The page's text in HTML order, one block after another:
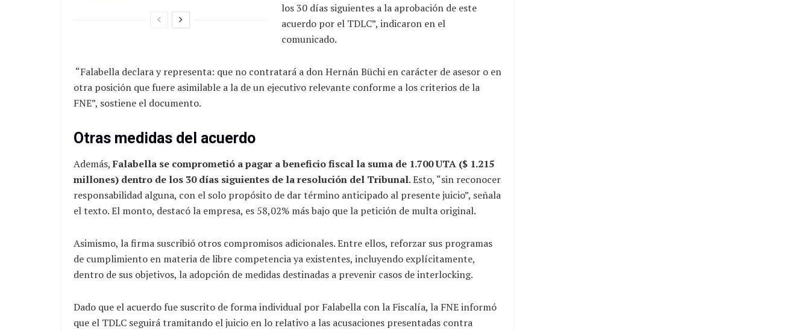
los 30 días siguientes a la aprobación de este
acuerdo por el TDLC”, indicaron en el
comunicado.
“Falabella declara y representa: que no contratará a don Hernán Büchi en carácter de asesor o en
otra posición que fuere asimilable a la de un ejecutivo relevante conforme a los criterios de la
FNE”, sostiene el documento.
Otras medidas del acuerdo
Además, Falabella se comprometió a pagar a beneficio fiscal la suma de 1.700 UTA ($ 1.215
millones) dentro de los 30 días siguientes de la resolución del Tribunal. Esto, “sin reconocer
responsabilidad alguna, con el solo propósito de dar término anticipado al presente juicio”, señala
el texto. El monto, destacó la empresa, es 58,02% más bajo que la petición de multa original.
Asimismo, la firma suscribió otros compromisos adicionales. Entre ellos, reforzar sus programas
de cumplimiento en materia de libre competencia ya existentes, incluyendo explícitamente,
dentro de sus objetivos, la adopción de medidas destinadas a prevenir casos de interlocking.
Dado que el acuerdo fue suscrito de forma individual por Falabella con la Fiscalía, la FNE informó
que el TDLC seguirá tramitando el juicio en lo relativo a las acusaciones presentadas contra